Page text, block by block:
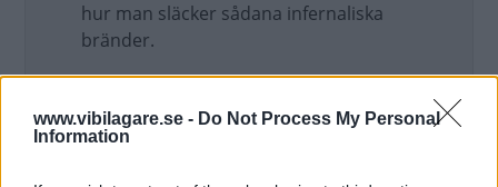
www.vibilagare.se - Do Not Process My Personal
Information
hur man släcker sådana infernaliska
bränder.
.
Uppdaterat: 2019-11-24 19:22